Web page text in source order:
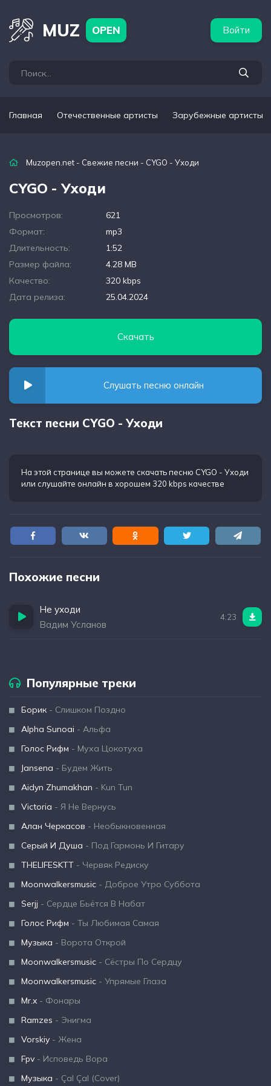
MUZ OPEN Войти
Главная Отечественные артисты Зарубежные артисты
Muzopen.net - Свежие песни - CYGO - Уходи
CYGO - Уходи
Просмотров:
621
Формат:
mp3
Длительность:
1:52
Размер файла:
4.28 MB
Качество:
320 kbps
Дата релиза:
25.04.2024
Скачать
Слушать песню онлайн
Текст песни CYGO - Уходи
На этой странице вы можете скачать песню CYGO - Уходи
или слушайте онлайн в хорошем 320 kbps качестве
Похожие песни
Не уходи
Вадим Усланов
4:23
Популярные треки
Борик - Слишком Поздно
Alpha Sunoai - Альфа
Голос Рифм - Муха Цокотуха
Jansena - Будем Жить
Aidyn Zhumakhan - Kun Tun
Victoria - Я Не Вернусь
Алан Черкасов - Необыкновенная
Серый И Душа - Под Гармонь И Гитару
THELIFESKTT - Червяк Редиску
Moonwalkersmusic - Доброе Утро Суббота
Serjj - Сердце Бьётся В Набат
Голос Рифм - Ты Любимая Самая
Музыка - Ворота Открой
Moonwalkersmusic - Сёстры По Сердцу
Moonwalkersmusic - Упрямые Глаза
Mr.x - Фонары
Ramzes - Энигма
Vorskiy - Жена
Fpv - Исповедь Вора
Музыка - Çal Çal (Cover)
артисты Популярные подборки